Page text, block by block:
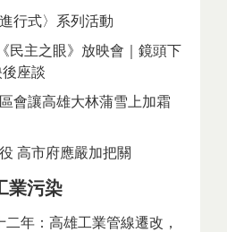
行式〉系列活動
民主之眼》放映會｜鏡頭下
座談
會讓高雄大林蒲雪上加霜
高市府應嚴加把關
業污染
二年：高雄工業管線遷改，